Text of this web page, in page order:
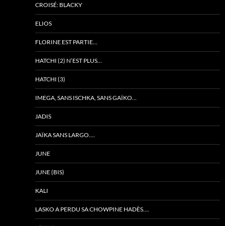
CROISÉ: BLACKY
ELIOS
FLORINE EST PARTIE…
HATCHI (2) N’EST PLUS…
HATCHI (3)
IMEGA, SANS ISCHKA, SANS GAÏKO…
JADIS
JAÏKA SANS LARGO….
JUNE
JUNE (BIS)
KALI
LASKO A PERDU SA CHOWPINE HADÈS….